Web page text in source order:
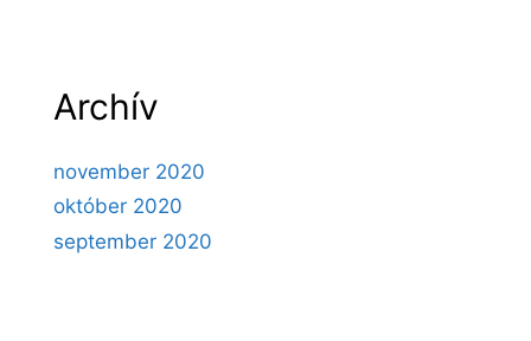
Archív
november 2020
október 2020
september 2020